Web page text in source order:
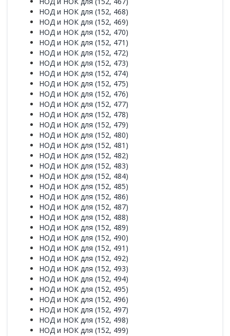
НОД и НОК для (152, 468)
НОД и НОК для (152, 469)
НОД и НОК для (152, 470)
НОД и НОК для (152, 471)
НОД и НОК для (152, 472)
НОД и НОК для (152, 473)
НОД и НОК для (152, 474)
НОД и НОК для (152, 475)
НОД и НОК для (152, 476)
НОД и НОК для (152, 477)
НОД и НОК для (152, 478)
НОД и НОК для (152, 479)
НОД и НОК для (152, 480)
НОД и НОК для (152, 481)
НОД и НОК для (152, 482)
НОД и НОК для (152, 483)
НОД и НОК для (152, 484)
НОД и НОК для (152, 485)
НОД и НОК для (152, 486)
НОД и НОК для (152, 487)
НОД и НОК для (152, 488)
НОД и НОК для (152, 489)
НОД и НОК для (152, 490)
НОД и НОК для (152, 491)
НОД и НОК для (152, 492)
НОД и НОК для (152, 493)
НОД и НОК для (152, 494)
НОД и НОК для (152, 495)
НОД и НОК для (152, 496)
НОД и НОК для (152, 497)
НОД и НОК для (152, 498)
НОД и НОК для (152, 499)